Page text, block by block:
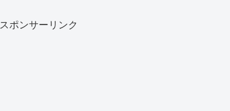
スポンサーリンク